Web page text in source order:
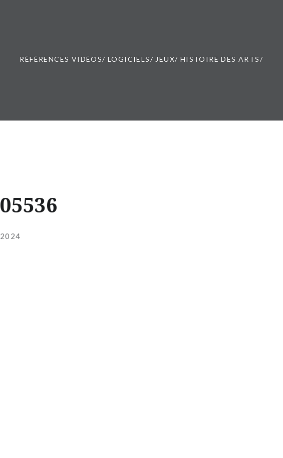
RÉFÉRENCES VIDÉOS/ LOGICIELS/ JEUX/ HISTOIRE DES ARTS/